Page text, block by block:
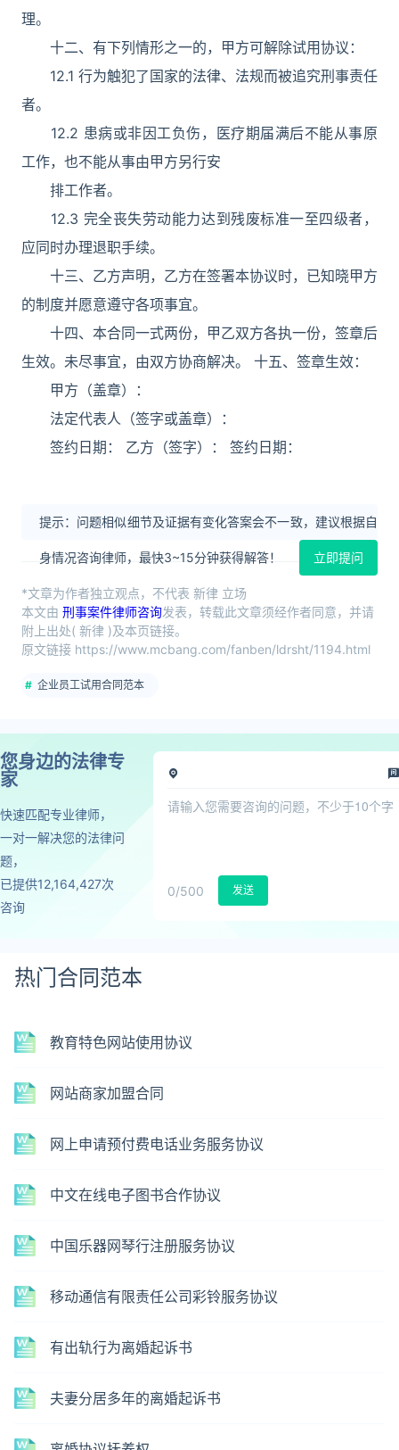
理。
十二、有下列情形之一的，甲方可解除试用协议：
12.1 行为触犯了国家的法律、法规而被追究刑事责任
者。
12.2 患病或非因工负伤，医疗期届满后不能从事原
工作，也不能从事由甲方另行安
排工作者。
12.3 完全丧失劳动能力达到残废标准一至四级者，
应同时办理退职手续。
十三、乙方声明，乙方在签署本协议时，已知晓甲方
的制度并愿意遵守各项事宜。
十四、本合同一式两份，甲乙双方各执一份，签章后
生效。未尽事宜，由双方协商解决。 十五、签章生效：
甲方（盖章）：
法定代表人（签字或盖章）：
签约日期： 乙方（签字）： 签约日期：
提示：问题相似细节及证据有变化答案会不一致，建议根据自
身情况咨询律师，最快3~15分钟获得解答！ 立即提问
*文章为作者独立观点，不代表 新律 立场
本文由 刑事案件律师咨询发表，转载此文章须经作者同意，并请
附上出处( 新律 )及本页链接。
原文链接 https://www.mcbang.com/fanben/ldrsht/1194.html
企业员工试用合同范本
您身边的法律专
家
快速匹配专业律师，
一对一解决您的法律问
题，
已提供12,164,427次
咨询
0/500 发送
热门合同范本
教育特色网站使用协议
网站商家加盟合同
网上申请预付费电话业务服务协议
中文在线电子图书合作协议
中国乐器网琴行注册服务协议
移动通信有限责任公司彩铃服务协议
有出轨行为离婚起诉书
夫妻分居多年的离婚起诉书